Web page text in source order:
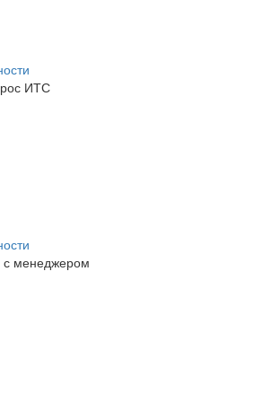
ИТС
с менеджером